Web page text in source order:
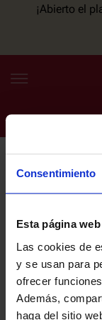
Consentimiento
Esta página
Las cookies de
y se usan para
ofrecer
Además,
haga del sitio
¡Abierto el
ES EU
últimas noticias y
Email
He leído y acepto